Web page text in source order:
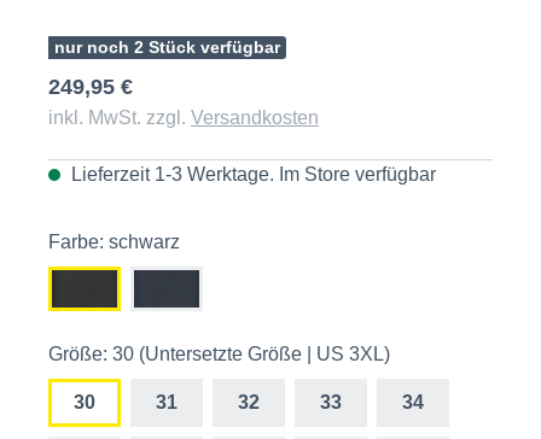
nur noch 2 Stück verfügbar
249,95 €
inkl. MwSt. zzgl. Versandkosten
Lieferzeit 1-3 Werktage. Im Store verfügbar
Farbe: schwarz
Größe: 30 (Untersetzte Größe | US 3XL)
30 31 32 33 34